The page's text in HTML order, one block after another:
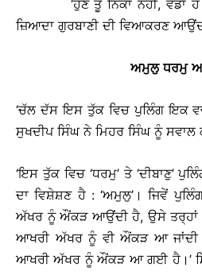
‘ਹੁਣ ਤੂੰ ਨਿੱਕਾ ਨਹੀਂ, ਵੱਡਾ ਹੋ
ਜ਼ਿਆਦਾ ਗੁਰਬਾਣੀ ਦੀ ਵਿਆਕਰਣ
ਅਮੁਲੁ ਧਰਮੁ
‘ਚੱਲ ਦੱਸ ਇਸ ਤੁੱਕ ਵਿਚ ਪੁਲਿੰਗ ਇਕ
ਸੁਖਦੀਪ ਸਿੰਘ ਨੇ ਮਿਹਰ ਸਿੰਘ ਨੂੰ ਸਵਾਲ
‘ਇਸ ਤੁੱਕ ਵਿਚ ‘ਧਰਮੁ’ ਤੇ ‘ਦੀਬਾਣੁ’
ਦਾ ਵਿਸ਼ੇਸ਼ਣ ਹੈ : ‘ਅਮੁਲੁ’। ਜਿਵੇਂ
ਅੱਖਰ ਨੂੰ ਔਂਕੜ ਆਉਂਦੀ ਹੈ, ਉਸੇ ਤਰ੍ਹਾਂ
ਆਖਰੀ ਅੱਖਰ ਨੂੰ ਵੀ ਔਂਕੜ ਆ
ਆਖਰੀ ਅੱਖਰ ਨੂੰ ਔਂਕੜ ਆ ਗਈ ਹੈ।’